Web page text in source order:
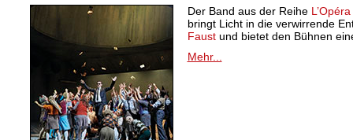
Der Band aus der Reihe
bringt Licht in die verwirrende
Faustund bietet den Bühnen
Mehr...